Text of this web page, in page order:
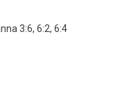
3:6, 6:2, 6:4